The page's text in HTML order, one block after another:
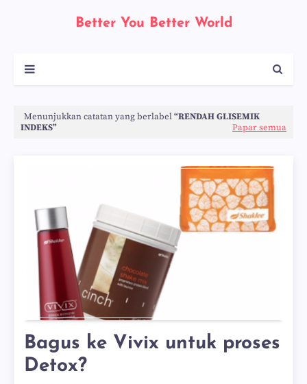
Better You Better World
Menunjukkan catatan yang berlabel RENDAH GLISEMIK
INDEKS
Papar semua
Bagus ke Vivix untuk proses
Detox?